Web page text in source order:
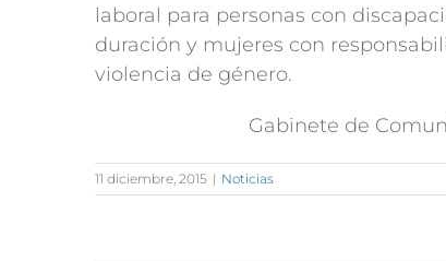
laboral para personas con
duración y mujeres con
violencia de género.
Gabinete de
11 diciembre, 2015 | Noticias